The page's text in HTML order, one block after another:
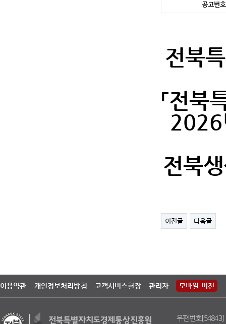
공고번호
전북
「전
2026
전북
이전글 다음글
이용약관 개인정보처리방침 고객서비스헌장 관리자 모바일 버전
우편번호[54843]